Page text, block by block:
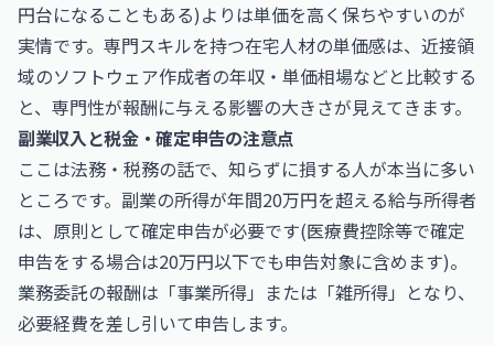
円台になることもある)よりは単価を高く保ちやすいのが
実情です。専門スキルを持つ在宅人材の単価感は、近接領
域のソフトウェア作成者の年収・単価相場などと比較する
と、専門性が報酬に与える影響の大きさが見えてきます。
副業収入と税金・確定申告の注意点
ここは法務・税務の話で、知らずに損する人が本当に多い
ところです。副業の所得が年間20万円を超える給与所得者
は、原則として確定申告が必要です(医療費控除等で確定
申告をする場合は20万円以下でも申告対象に含めます)。
業務委託の報酬は「事業所得」または「雑所得」となり、
必要経費を差し引いて申告します。